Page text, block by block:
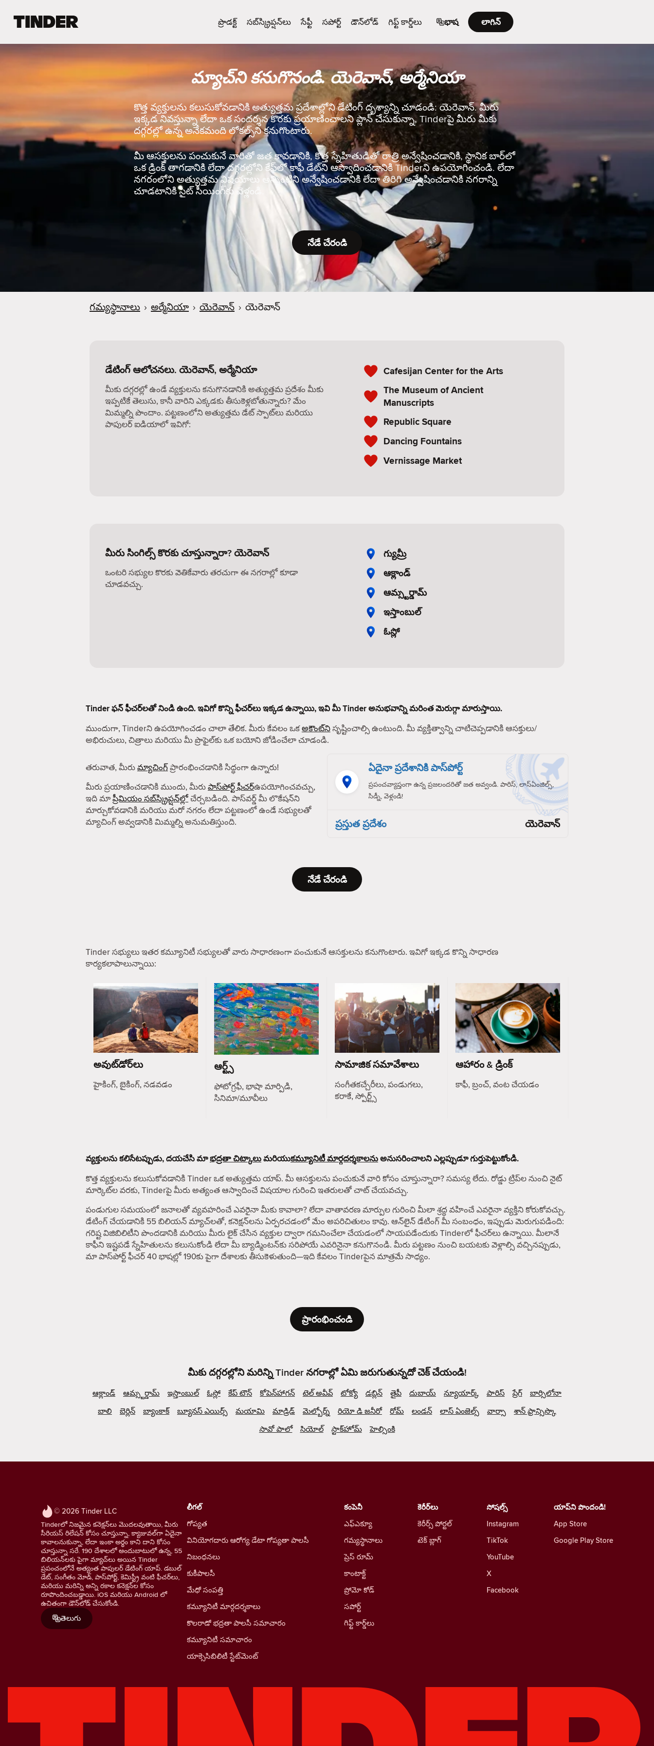
e
ప్రొడక్ట్ సబ్‌స్క్రిప్షన్‌లు సేఫ్టీ సపోర్ట్ డౌన్‌లోడ్ గిఫ్ట్ కార్డ్‌లు భాష లాగిన్
మ్యాచ్‌ని కనుగొనండి. యెరెవాన్, అర్మేనియా
కొత్త వ్యక్తులను కలుసుకోవడానికి అత్యుత్తమ ప్రదేశాల్లోని డేటింగ్ దృశ్యాన్ని చూడండి: యెరెవాన్. మీరు
ఇక్కడ నివస్తున్నా లేదా ఒక సందర్శన కొరకు ప్రయాణించాలని ప్లాన్ చేసుకున్నా, Tinderపై మీరు మీకు
దగ్గరల్లో ఉన్న అనేకమంది లోకల్స్‌ని కనుగొంటారు.
మీ ఆసక్తులను పంచుకునే వారితో జత కావడానికి, కొత్త స్నేహితుడితో రాత్రి అన్వేషించడానికి, స్థానిక బార్‌లో
ఒక డ్రింక్ తాగడానికి లేదా దగ్గరల్లోని కేఫ్‌లో కాఫీ డేట్‌ని ఆస్వాదించడానికి Tinderని ఉపయోగించండి. లేదా
నగరంలోని అత్యుత్తమ విషయాలు అన్నింటిని అన్వేషించడానికి లేదా తిరిగి అన్వేషించడానికి నగరాన్ని
చూడటానికి సైట్ సీయింగ్‌కు వెళ్లండి.
నేడే చేరండి
గమ్యస్థానాలు › అర్మేనియా › యెరెవాన్ › యెరెవాన్
డేటింగ్ ఆలోచనలు. యెరెవాన్, అర్మేనియా
మీకు దగ్గరల్లో ఉండే వ్యక్తులను కనుగొనడానికి అత్యుత్తమ ప్రదేశం మీకు
ఇప్పటికే తెలుసు, కానీ వారిని ఎక్కడకు తీసుకెళ్లబోతున్నారు? మేం
మిమ్మల్ని పొందాం. పట్టణంలోని అత్యుత్తమ డేట్ స్పాట్‌లు మరియు
పాపులర్ ఐడియాలో ఇవిగో:
Cafesijan Center for the Arts
The Museum of Ancient
Manuscripts
Republic Square
Dancing Fountains
Vernissage Market
మీరు సింగిల్స్ కొరకు చూస్తున్నారా? యెరెవాన్
ఒంటరి సభ్యుల కొరకు వెతికేవారు తరచుగా ఈ నగరాల్లో కూడా
చూడవచ్చు.
గ్యుమ్రీ
ఆక్లాండ్
ఆమ్స్టర్డామ్
ఇస్తాంబుల్
ఓస్లో
Tinder ఫన్ ఫీచర్‌లతో నిండి ఉంది. ఇవిగో కొన్ని ఫీచర్‌లు ఇక్కడ ఉన్నాయి, ఇవి మీ Tinder అనుభవాన్ని మరింత మెరుగ్గా మారుస్తాయి.
ముందుగా, Tinderని ఉపయోగించడం చాలా తేలిక. మీరు కేవలం ఒకఅకౌంట్‌నిసృష్టించాల్సి ఉంటుంది. మీ వ్యక్తిత్వాన్ని చాటిచెప్పడానికి ఆసక్తులు/
అభిరుచులు, చిత్రాలు మరియు మీ ప్రొఫైల్‌కు ఒక బయోని జోడించేలా చూడండి.
తరువాత, మీరుమ్యాచింగ్ప్రారంభించడానికి సిద్ధంగా ఉన్నారు!
మీరు ప్రయాణించడానికి ముందు, మీరుపాస్‌పోర్ట్ ఫీచర్ఉపయోగించవచ్చు,
ఇది మాప్రీమియం సబ్‌స్క్రిప్షన్‌ల్లోచేర్చబడింది. పాస్‌వర్డ్ మీ లొకేషన్‌ని
మార్చుకోవడానికి మరియు మరో నగరం లేదా పట్టణంలో ఉండే సభ్యులతో
మ్యాచింగ్ అవ్వడానికి మిమ్మల్ని అనుమతిస్తుంది.
ఏదైనా ప్రదేశానికి పాస్‌పోర్ట్
ప్రపంచవ్యాప్తంగా ఉన్న ప్రజలందరితో జత అవ్వండి. పారిస్, లాస్‌ఏంజిల్స్,
సిడ్నీ, వెళ్లండి!
ప్రస్తుత ప్రదేశం యెరెవాన్
నేడే చేరండి
Tinder సభ్యులు ఇతర కమ్యూనిటీ సభ్యులతో వారు సాధారణంగా పంచుకునే ఆసక్తులను కనుగొంటారు. ఇవిగో ఇక్కడ కొన్ని సాధారణ
కార్యకలాపాలున్నాయి:
అవుట్‌డోర్‌లు
హైకింగ్, బైకింగ్, నడవడం
ఆర్ట్స్
ఫోటోగ్రఫీ, భాషా మార్పిడి,
సినిమా/మూవీలు
సామాజిక సమావేశాలు
సంగీతకచ్చేరీలు, పండుగలు,
కరాకే, స్పోర్ట్స్
ఆహారం & డ్రింక్
కాఫీ, బ్రంచ్, వంట చేయడం
వ్యక్తులను కలిసేటప్పుడు, దయచేసి మాభద్రతా చిట్కాలుమరియుకమ్యూనిటీ మార్గదర్శకాలనుఅనుసరించాలని ఎల్లప్పుడూ గుర్తుపెట్టుకోండి.
కొత్త వ్యక్తులను కలుసుకోవడానికి Tinder ఒక అత్యుత్తమ యాప్. మీ ఆసక్తులను పంచుకునే వారి కోసం చూస్తున్నారా? సమస్య లేదు. రోడ్డు ట్రిప్‌ల నుంచి నైట్
మార్కెట్‌ల వరకు, Tinderపై మీరు అత్యంత ఆస్వాదించే విషయాల గురించి ఇతరులతో చాట్ చేయవచ్చు.
పండుగుల సమయంలో జనాలతో వ్యవహరించే ఎవరైనా మీకు కావాలా? లేదా వాతావరణ మార్పుల గురించి మీలా శ్రద్ధ వహించే ఎవరైనా వ్యక్తిని కోరుకోవచ్చు.
డేటింగ్ చేయడానికి 55 బిలియన్ మ్యాచ్‌లతో, కనెక్షన్‌లను ఏర్పరచడంలో మేం అపరిచితులం కావు. ఆన్‌లైన్ డేటింగ్ మీ సంబంధం, ఇప్పుడు మెరుగుపడింది:
గరిష్ట విజిబిలిటీని పొందడానికి మరియు మీరు లైక్ చేసిన వ్యక్తుల ద్వారా గమనించేలా చేయడంలో సాయపడేందుకు Tinderలో ఫీచర్‌లు ఉన్నాయి. మీలానే
కాఫీని ఇష్టపడే స్నేహితులను కలుసుకోండి లేదా మీ బ్యాడ్మింటన్‌కు సరిపోయే ఎవరినైనా కనుగొనండి. మీరు పట్టణం నుంచి బయటకు వెళ్లాల్సి వచ్చినప్పుడు,
మా పాస్‌పోర్ట్ ఫీచర్ 40 భాషల్లో 190కు పైగా దేశాలకు తీసుకెళుతుంది—ఇది కేవలం Tinderపైన మాత్రమే సాధ్యం.
ప్రారంభించండి
మీకు దగ్గరల్లోని మరిన్ని Tinder నగరాల్లో ఏమి జరుగుతున్నదో చెక్ చేయండి!
ఆక్లాండ్ ఆమ్స్టర్డామ్ ఇస్తాంబుల్ ఓస్లో కేప్ టౌన్ కోపెన్‌హాగన్ టెల్ అవీవ్ టోక్యో డబ్లిన్ తైపీ దుబాయ్ న్యూయార్క్ పారిస్ ప్రేగ్
బార్సిలోనా
బాలి
బెర్లిన్ బ్యాంకాక్ బ్యూనస్ ఎయిర్స్ మయామి మాడ్రిడ్ మెల్బోర్న్ రియో డి జనీరో రోమ్ లండన్ లాస్ ఏంజెల్స్ వార్సా
శాన్ ఫ్రాన్సిస్కొ
సావో పాలో
సియోల్ స్టాక్‌హోమ్ హెల్సింకి
© 2026 Tinder LLC
Tinderలో నిజమైన కనెక్షన్‌లు మొదలవుతాయి, మీరు
సీరియస్ రిలేషన్ కోసం చూస్తున్నా, క్యాజువల్‌గా ఏదైనా
కావాలనుకున్నా, లేదా ఇంకా అర్థం కాని దాని కోసం
చూస్తున్నా సరే. 190 దేశాలలో అందుబాటులో ఉన్న, 55
బిలియన్‌లకు పైగా మ్యాచ్‌లు అయిన Tinder
ప్రపంచంలోనే అత్యంత పాపులర్ డేటింగ్ యాప్. డబుల్
డేట్, సంగీతం మోడ్, పాస్‌పోర్ట్, కెమిస్ట్రీ వంటి ఫీచర్‌లు,
మరియు మరిన్ని అన్ని రకాల కనెక్షన్‌ల కోసం
రూపొందించబడ్డాయి. iOS మరియు Android లో
ఉచితంగా డౌన్‌లోడ్ చేసుకోండి.
తెలుగు
సోషల్స్
Instagram
TikTok
YouTube
X
Facebook
లీగల్
గోప్యత
వినియోగదారు ఆరోగ్య డేటా గోప్యతా పాలసీ
నిబంధనలు
కుకీపాలసీ
మేధో సంపత్తి
కమ్యూనిటీ మార్గదర్శకాలు
కొలరాడో భద్రతా పాలసీ సమాచారం
కమ్యూనిటీ సమాచారం
యాక్సెసిబిలిటీ స్టేట్‌మెంట్
కెరీర్‌లు
కెరీర్స్ పోర్టల్
టెక్ బ్లాగ్
కంపెనీ
ఎఫ్ఎక్యూ
గమ్యస్థానాలు
ప్రెస్ రూమ్
కాంటాక్ట్
ప్రోమో కోడ్
సపోర్ట్
గిఫ్ట్ కార్డ్‌లు
యాప్‌ని పొందండి!
App Store
Google Play Store